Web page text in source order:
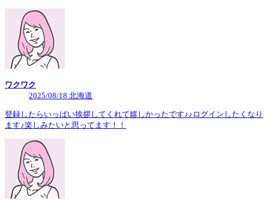
ワクワク
2025/08/18 北海道
登録したらいっぱい挨拶してくれて嬉しかったです♪♪ログインしたくなり
ます♪楽しみたいと思ってます！！